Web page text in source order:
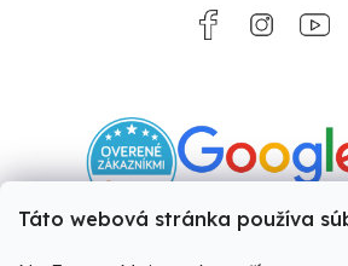
Táto webová stránka používa